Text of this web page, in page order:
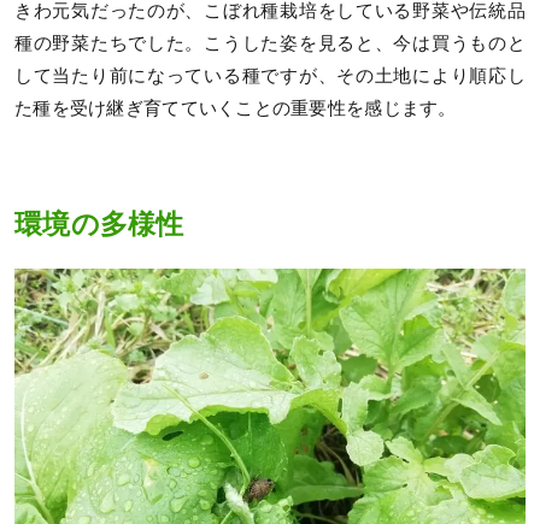
きわ元気だったのが、こぼれ種栽培をしている野菜や伝統品
種の野菜たちでした。こうした姿を見ると、今は買うものと
して当たり前になっている種ですが、その土地により順応し
た種を受け継ぎ育てていくことの重要性を感じます。
環境の多様性